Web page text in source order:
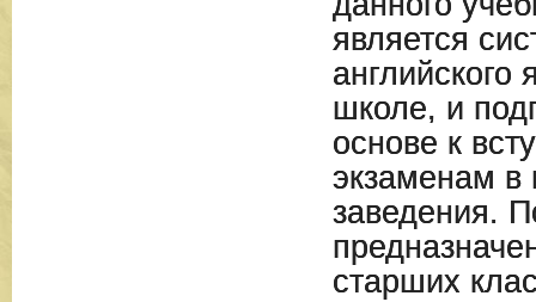
является
английского
школе, и
основе к
экзаменам
заведения.
старших